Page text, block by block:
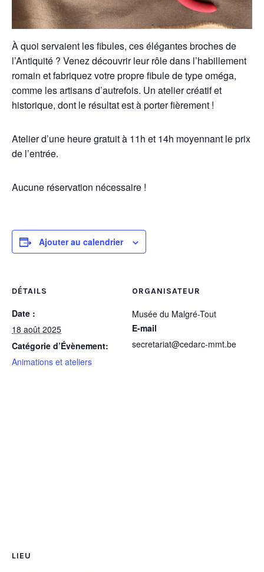
À quoi servaient les fibules, ces élégantes broches de
l’Antiquité ? Venez découvrir leur rôle dans l’habillement
romain et fabriquez votre propre fibule de type oméga,
comme les artisans d’autrefois. Un atelier créatif et
historique, dont le résultat est à porter fièrement !
Atelier d’une heure gratuit à 11h et 14h moyennant le prix
de l’entrée.
Aucune réservation nécessaire !
Ajouter au calendrier
DÉTAILS
Date :
18 août 2025
Catégorie d’Évènement:
Animations et ateliers
ORGANISATEUR
Musée du Malgré-Tout
E-mail
secretariat@cedarc-mmt.be
LIEU